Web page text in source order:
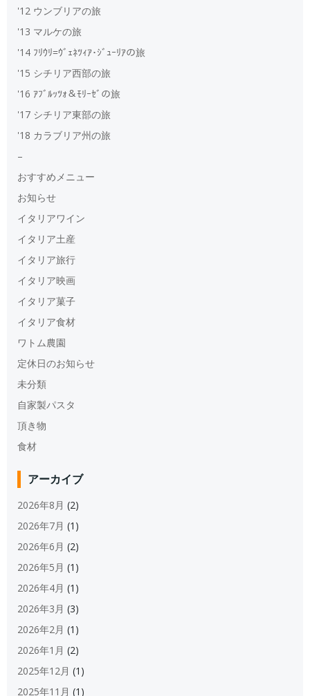
'12 ウンブリアの旅
'13 マルケの旅
'14 ﾌﾘｳﾘ=ｳﾞｪﾈﾂｨｱ･ｼﾞｭｰﾘｱの旅
'15 シチリア西部の旅
'16 ｱﾌﾞﾙｯﾂｫ＆ﾓﾘｰｾﾞの旅
'17 シチリア東部の旅
'18 カラブリア州の旅
–
おすすめメニュー
お知らせ
イタリアワイン
イタリア土産
イタリア旅行
イタリア映画
イタリア菓子
イタリア食材
ワトム農園
定休日のお知らせ
未分類
自家製パスタ
頂き物
食材
アーカイブ
2026年8月 (2)
2026年7月 (1)
2026年6月 (2)
2026年5月 (1)
2026年4月 (1)
2026年3月 (3)
2026年2月 (1)
2026年1月 (2)
2025年12月 (1)
2025年11月 (1)